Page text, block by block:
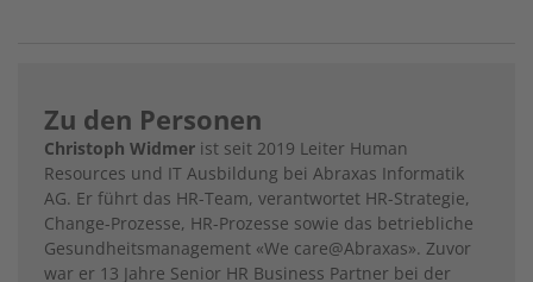
Zu den Personen
Christoph Widmer ist seit 2019 Leiter Human
Resources und IT Ausbildung bei Abraxas Informatik
AG. Er führt das HR-Team, verantwortet HR-Strategie,
Change-Prozesse, HR-Prozesse sowie das betriebliche
Gesundheitsmanagement «We care@Abraxas». Zuvor
war er 13 Jahre Senior HR Business Partner bei der